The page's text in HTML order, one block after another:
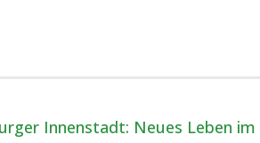
Innenstadt: Neues Leben im